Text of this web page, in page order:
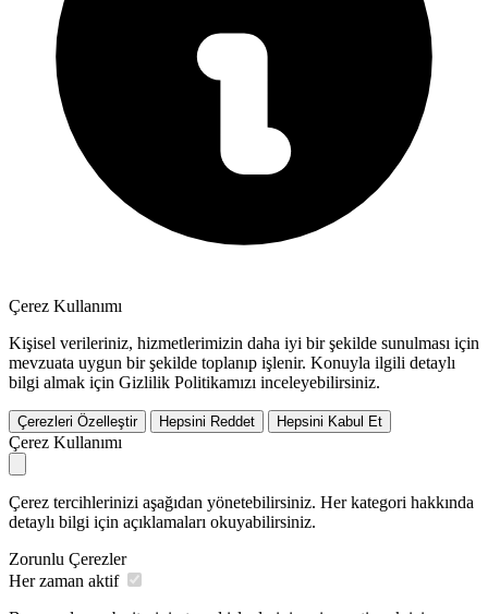
Çerez Kullanımı
Kişisel verileriniz, hizmetlerimizin daha iyi bir şekilde sunulması için
mevzuata uygun bir şekilde toplanıp işlenir. Konuyla ilgili detaylı
bilgi almak için Gizlilik Politikamızı inceleyebilirsiniz.
Çerezleri Özelleştir Hepsini Reddet Hepsini Kabul Et
Çerez Kullanımı
Çerez tercihlerinizi aşağıdan yönetebilirsiniz. Her kategori hakkında
detaylı bilgi için açıklamaları okuyabilirsiniz.
Zorunlu Çerezler
Her zaman aktif